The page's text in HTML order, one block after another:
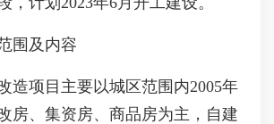
及内容
项目主要以城区范围内2005年
房、集资房、商品房为主，自建